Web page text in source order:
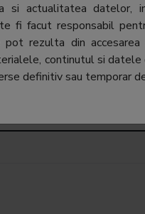
fițiautentificat
si actualitatea
fi facut responsabil
pot rezulta din
continutul si
definitiv sau temporar